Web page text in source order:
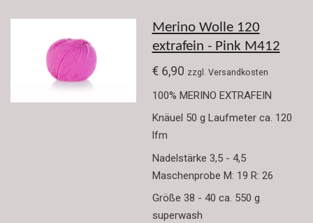
Merino Wolle 120
extrafein - Pink M412
€ 6,90 zzgl. Versandkosten
100% MERINO EXTRAFEIN
Knäuel 50 g Laufmeter ca. 120
lfm
Nadelstärke 3,5 - 4,5
Maschenprobe M: 19 R: 26
Größe 38 - 40 ca. 550 g
superwash